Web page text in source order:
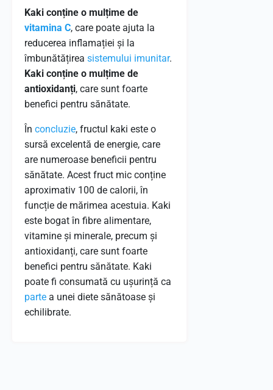
Kaki conține o mulțime de
vitamina C, care poate ajuta la
reducerea inflamației și la
îmbunătățirea sistemului imunitar.
Kaki conține o mulțime de
antioxidanți, care sunt foarte
benefici pentru sănătate.
În concluzie, fructul kaki este o
sursă excelentă de energie, care
are numeroase beneficii pentru
sănătate. Acest fruct mic conține
aproximativ 100 de calorii, în
funcție de mărimea acestuia. Kaki
este bogat în fibre alimentare,
vitamine și minerale, precum și
antioxidanți, care sunt foarte
benefici pentru sănătate. Kaki
poate fi consumată cu ușurință ca
parte a unei diete sănătoase și
echilibrate.